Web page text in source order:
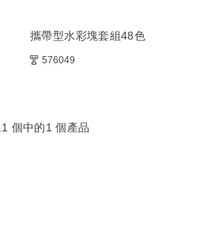
攜帶型水彩塊套組48色
576049
1 個中的1 個產品